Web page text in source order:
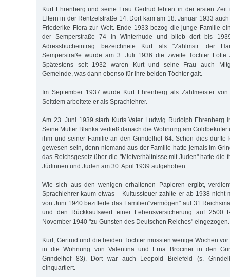
Kurt Ehrenberg und seine Frau Gertrud lebten in der ersten Zeit
Eltern in der Rentzelstraße 14. Dort kam am 18. Januar 1933
Friederike Flora zur Welt. Ende 1933 bezog die junge Familie
der Semperstraße 74 in Winterhude und blieb dort bis
Adressbucheintrag bezeichnete Kurt als "Zahlmstr. der
Semperstraße wurde am 3. Juli 1936 die zweite Tochter Lotte
Spätestens seit 1932 waren Kurt und seine Frau auch
Gemeinde, was dann ebenso für ihre beiden Töchter galt.
Im September 1937 wurde Kurt Ehrenberg als Zahlmeister
Seitdem arbeitete er als Sprachlehrer.
Am 23. Juni 1939 starb Kurts Vater Ludwig Rudolph Ehrenberg
Seine Mutter Blanka verließ danach die Wohnung am Goldbekufer
ihm und seiner Familie an den Grindelhof 64. Schon dies dürfte
gewesen sein, denn niemand aus der Familie hatte jemals im
das Reichsgesetz über die "Mietverhältnisse mit Juden" hatte die
Jüdinnen und Juden am 30. April 1939 aufgehoben.
Wie sich aus den wenigen erhaltenen Papieren ergibt,
Sprachlehrer kaum etwas – Kultussteuer zahlte er ab 1938 nicht
von Juni 1940 bezifferte das Familien"vermögen" auf 31
und den Rückkaufswert einer Lebensversicherung auf 2500
November 1940 "zu Gunsten des Deutschen Reiches" eingezogen.
Kurt, Gertrud und die beiden Töchter mussten wenige Wochen
in die Wohnung von Valentina und Erna Brociner in den
Grindelhof 83). Dort war auch Leopold Bielefeld (s.
einquartiert.